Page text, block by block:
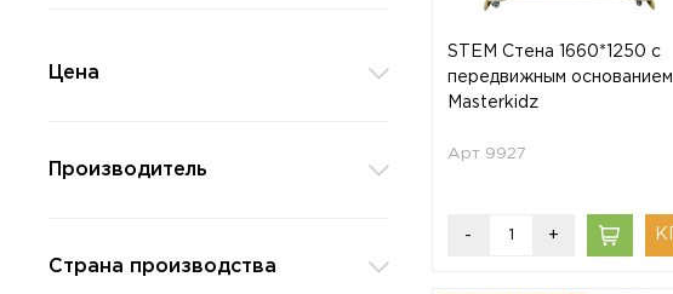
STEM Стена 1660*1250 с
передвижным основанием
Masterkidz
Арт 9927
- +
Цена
Производитель
Страна производства